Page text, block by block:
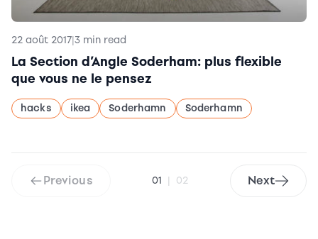
22 août 2017|3 min read
La Section d’Angle Soderham: plus flexible
que vous ne le pensez
hacks ikea Soderhamn Soderhamn
Previous 01 | 02 Next